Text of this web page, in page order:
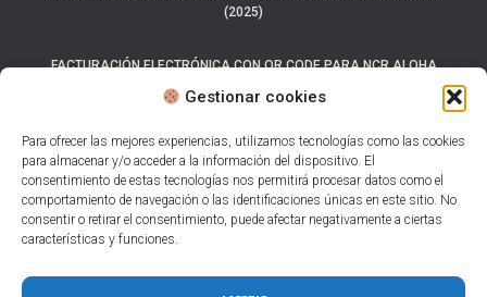
Gestionar cookies
Para ofrecer las mejores experiencias, utilizamos tecnologías como las cookies
para almacenar y/o acceder a la información del dispositivo. El
consentimiento de estas tecnologías nos permitirá procesar datos como el
comportamiento de navegación o las identificaciones únicas en este sitio. No
consentir o retirar el consentimiento, puede afectar negativamente a ciertas
características y funciones.
(2025)
FACTURACIÓN ELECTRÓNICA CON QR CODE PARA NCR ALOHA
SISTEMA CARTA PORTE 2025
LOS 7 MEJORES SISTEMAS DE FACTURACIÓN ELECTRÓNICA PARA
RESTAURANTES.